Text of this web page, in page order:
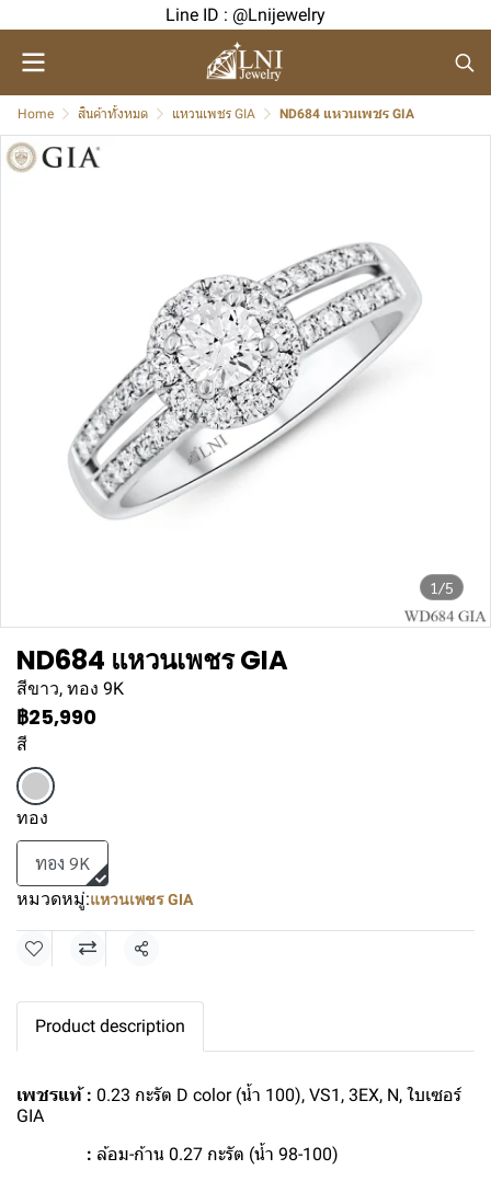
Line ID : @Lnijewelry
Home สินค้าทั้งหมด แหวนเพชร GIA ND684 แหวนเพชร GIA
1/5
ND684 แหวนเพชร GIA
สีขาว, ทอง 9K
฿25,990
สี
ทอง
ทอง 9K
หมวดหมู่:แหวนเพชร GIA
แชร์
Product description
เพชรแท้ : 0.23 กะรัต D color (น้ำ 100), VS1, 3EX, N, ใบเซอร์
GIA
: ล้อม-ก้าน 0.27 กะรัต (น้ำ 98-100)